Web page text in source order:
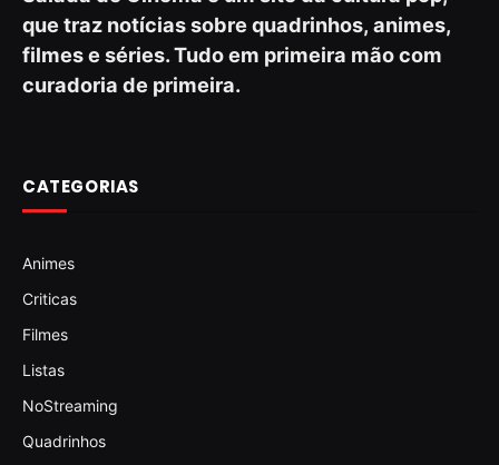
que traz notícias sobre quadrinhos, animes,
filmes e séries. Tudo em primeira mão com
curadoria de primeira.
CATEGORIAS
Animes
Criticas
Filmes
Listas
NoStreaming
Quadrinhos